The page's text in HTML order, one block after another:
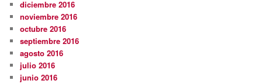
diciembre 2016
noviembre 2016
octubre 2016
septiembre 2016
agosto 2016
julio 2016
junio 2016